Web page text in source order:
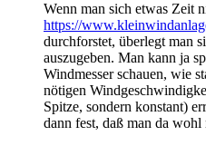
Wenn man sich etwas Zeit
https://
durchforstet, überlegt man
auszugeben. Man kann ja
Windmesser schauen, wie
nötigen
Spitze, sondern konstant)
dann fest, daß man da